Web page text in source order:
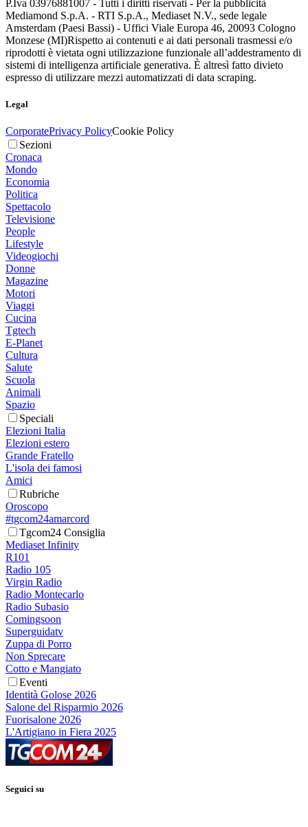
P.Iva 03976881007 - Tutti i diritti riservati - Per la pubblicità
Mediamond S.p.A. - RTI S.p.A., Mediaset N.V., sede legale
Amsterdam (Paesi Bassi) - Uffici Viale Europa 46, 20093 Cologno
Monzese (MI)Rispetto ai contenuti e ai dati personali trasmessi e/o
riprodotti è vietata ogni utilizzazione funzionale all’addestramento di
sistemi di intelligenza artificiale generativa. È altresì fatto divieto
espresso di utilizzare mezzi automatizzati di data scraping.
Legal
CorporatePrivacy PolicyCookie Policy
Sezioni
Cronaca
Mondo
Economia
Politica
Spettacolo
Televisione
People
Lifestyle
Videogiochi
Donne
Magazine
Motori
Viaggi
Cucina
Tgtech
E-Planet
Cultura
Salute
Scuola
Animali
Spazio
Speciali
Elezioni Italia
Elezioni estero
Grande Fratello
L'isola dei famosi
Amici
Rubriche
Oroscopo
#tgcom24amarcord
Tgcom24 Consiglia
Mediaset Infinity
R101
Radio 105
Virgin Radio
Radio Montecarlo
Radio Subasio
Comingsoon
Superguidatv
Zuppa di Porro
Non Sprecare
Cotto e Mangiato
Eventi
Identità Golose 2026
Salone del Risparmio 2026
Fuorisalone 2026
L'Artigiano in Fiera 2025
Seguici su